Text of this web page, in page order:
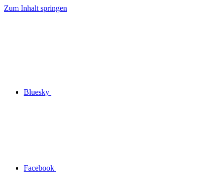
Zum Inhalt springen
Bluesky
Facebook